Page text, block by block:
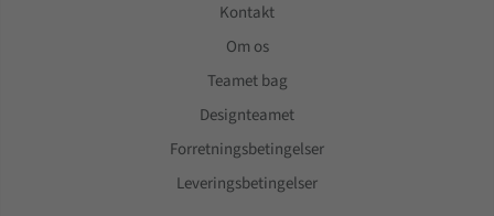
Kontakt
Om os
Teamet bag
Designteamet
Forretningsbetingelser
Leveringsbetingelser